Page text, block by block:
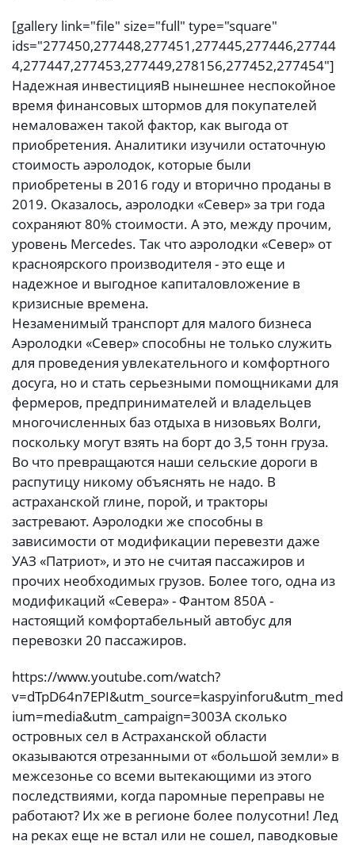
[gallery link="file" size="full" type="square"
ids="277450,277448,277451,277445,277446,27744
4,277447,277453,277449,278156,277452,277454"]
Надежная инвестицияВ нынешнее неспокойное
время финансовых штормов для покупателей
немаловажен такой фактор, как выгода от
приобретения. Аналитики изучили остаточную
стоимость аэролодок, которые были
приобретены в 2016 году и вторично проданы в
2019. Оказалось, аэролодки «Север» за три года
сохраняют 80% стоимости. А это, между прочим,
уровень Mercedes. Так что аэролодки «Север» от
красноярского производителя - это еще и
надежное и выгодное капиталовложение в
кризисные времена.
Незаменимый транспорт для малого бизнеса
Аэролодки «Север» способны не только служить
для проведения увлекательного и комфортного
досуга, но и стать серьезными помощниками для
фермеров, предпринимателей и владельцев
многочисленных баз отдыха в низовьях Волги,
поскольку могут взять на борт до 3,5 тонн груза.
Во что превращаются наши сельские дороги в
распутицу никому объяснять не надо. В
астраханской глине, порой, и тракторы
застревают. Аэролодки же способны в
зависимости от модификации перевезти даже
УАЗ «Патриот», и это не считая пассажиров и
прочих необходимых грузов. Более того, одна из
модификаций «Севера» - Фантом 850А -
настоящий комфортабельный автобус для
перевозки 20 пассажиров.
https://www.youtube.com/watch?
v=dTpD64n7EPI&utm_source=kaspyinforu&utm_med
ium=media&utm_campaign=3003А сколько
островных сел в Астраханской области
оказываются отрезанными от «большой земли» в
межсезонье со всеми вытекающими из этого
последствиями, когда паромные переправы не
работают? Их же в регионе более полусотни! Лед
на реках еще не встал или не сошел, паводковые